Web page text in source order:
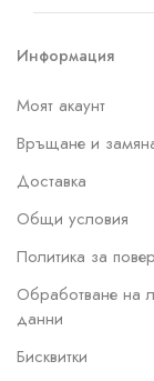
Информация
Моят акаунт
Връщане и
Доставка
Общи условия
Политика за
Обработване на
данни
Бисквитки